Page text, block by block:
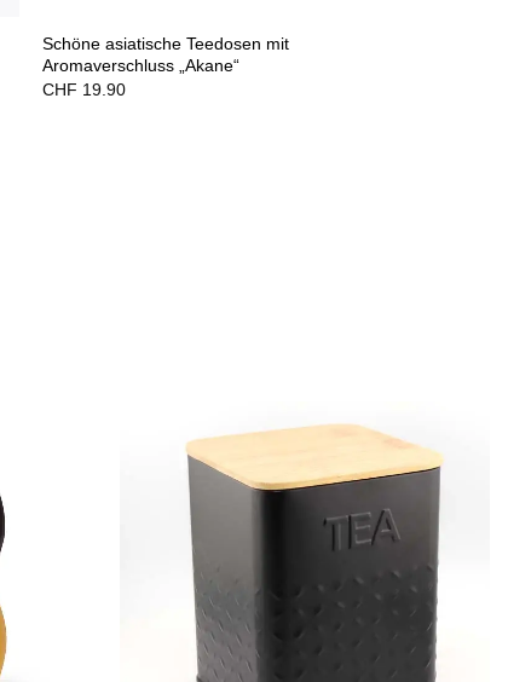
Schöne asiatische Teedosen mit
Aromaverschluss „Akane“
CHF 19.90